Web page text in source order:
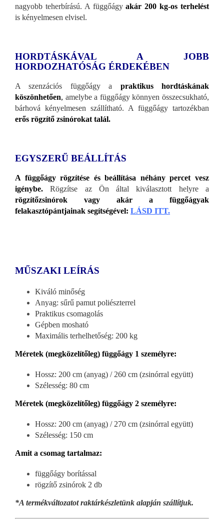
nagyobb teherbírású. A függőágyakár 200 kg-os terhelést
is kényelmesen elvisel.
HORDTÁSKÁVAL A JOBB
HORDOZHATÓSÁG ÉRDEKÉBEN
A szenzációs függőágy a praktikus hordtáskának
köszönhetően, amelybe a függőágy könnyen összecsukható,
bárhová kényelmesen szállítható. A függőágy tartozékban
erős rögzítő zsinórokat talál.
EGYSZERŰ BEÁLLÍTÁS
A függőágy rögzítése és beállítása néhány percet vesz
igénybe. Rögzítse az Ön által kiválasztott helyre a
rögzítőzsinórok vagy akár a függőágyak
felakasztópántjainak segítségével: LÁSD ITT.
MŰSZAKI LEÍRÁS
Kiváló minőség
Anyag: sűrű pamut poliészterrel
Praktikus csomagolás
Gépben mosható
Maximális terhelhetőség: 200 kg
Méretek (megközelítőleg) függőágy 1 személyre:
Hossz: 200 cm (anyag) / 260 cm (zsinórral együtt)
Szélesség: 80 cm
Méretek (megközelítőleg) függőágy 2 személyre:
Hossz: 200 cm (anyag) / 270 cm (zsinórral együtt)
Szélesség: 150 cm
Amit a csomag tartalmaz:
függőágy borítással
rögzítő zsinórok 2 db
*A termékváltozatot raktárkészletünk alapján szállítjuk.